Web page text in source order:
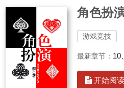
角色扮
游戏竞技
最新章节： 10
开始阅读